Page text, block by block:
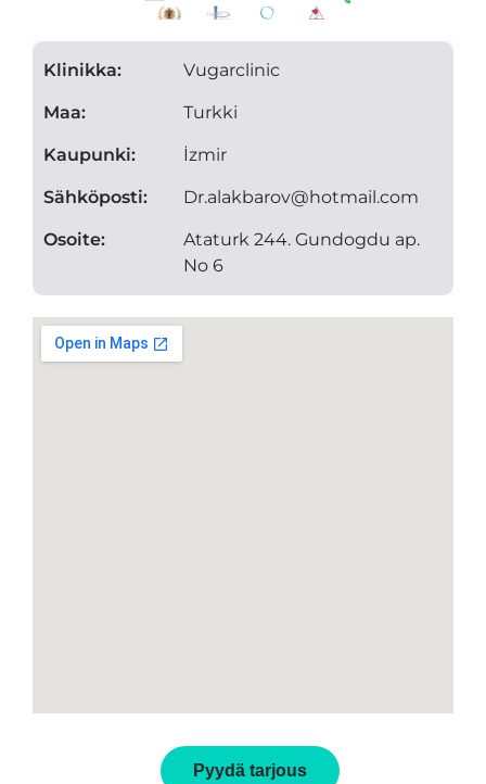
Klinikka:
Maa:
Kaupunki:
Sähköposti:
Osoite:
Vugarclinic
Turkki
İzmir
Dr.alakbarov@hotmail.com
Ataturk 244. Gundogdu ap.
No 6
Pyydä tarjous